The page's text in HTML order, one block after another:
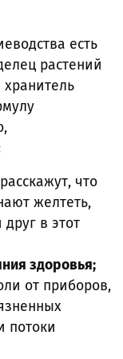
есть
растений
что
желтеть,
в этот
здоровья;
от приборов,
потоки